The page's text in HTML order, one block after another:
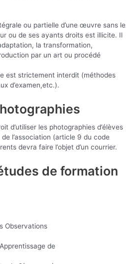
ou partielle d’une œuvre sans le
ou de ses ayants droits est illicite. Il
la transformation,
par un art ou procédé
est strictement interdit (méthodes
d’examen,etc.).
d’utiliser les photographies d’élèves
l’association (article 9 du code
devra faire l’objet d’un courrier.
de formation
Observations
de